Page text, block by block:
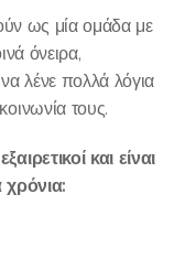
ως μία ομάδα με
όνειρα,
λένε πολλά λόγια
τους.
και είναι
χρόνια: